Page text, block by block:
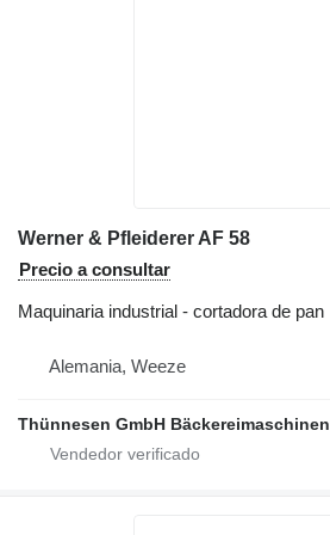
Werner & Pfleiderer AF 58
Precio a consultar
Maquinaria industrial - cortadora de pan
Alemania, Weeze
Thünnesen GmbH Bäckereimaschinen